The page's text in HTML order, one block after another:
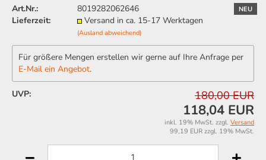
NEU
Art.Nr.:
8019282062646
Lieferzeit:
Versand in ca. 15-17 Werktagen
(Ausland abweichend)
Für größere Mengen erstellen wir gerne auf Ihre Anfrage per
E-Mail ein Angebot.
UVP: 180,00 EUR
118,04 EUR
inkl. 19% MwSt. zzgl. Versand
99,19 EUR zzgl. 19% MwSt.